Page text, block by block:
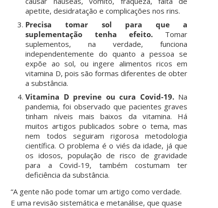
apetite, desidratação e complicações nos rins.
Precisa tomar sol para que a
suplementação tenha efeito.Tomar
suplementos, na verdade, funciona
independentemente do quanto a pessoa se
expõe ao sol, ou ingere alimentos ricos em
vitamina D, pois são formas diferentes de obter
a substância.
Vitamina D previne ou cura Covid-19.Na
pandemia, foi observado que pacientes graves
tinham níveis mais baixos da vitamina. Há
muitos artigos publicados sobre o tema, mas
nem todos seguiram rigorosa metodologia
científica. O problema é o viés da idade, já que
os idosos, população de risco de gravidade
para a Covid-19, também costumam ter
deficiência da substância.
“A gente não pode tomar um artigo como verdade.
E uma revisão sistemática e metanálise, que quase